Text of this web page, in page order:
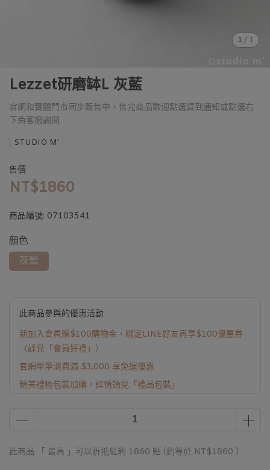
1 / 1
Lezzet研磨缽L 灰藍
官網和實體門市同步販售中，售完商品歡迎點選貨到通知或點選右
下角客服詢問
STUDIO M'
售價
NT$1860
商品編號: 07103541
顏色
灰藍
此商品參與的優惠活動
新加入會員贈$100購物金，綁定LINE好友再享$100優惠券
（詳見「會員好禮」）
官網單筆消費滿 $3,000 享免運優惠
精美禮物包裝加購，詳情請見「禮品包裝」
此商品 「 最高 」可以折抵紅利 1860 點 (約等於 NT$1860 )